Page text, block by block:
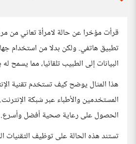
قرأت مؤخرا عن حالة لامرأة تعاني من
تطبيق هاتفي. ولكن بدلا من استخدام
البيانات إلى الطبيب تلقائيا، مما يسمح
هذا المثال يوضح كيف تستخدم تقنية
المستخدمين والأطباء عبر شبكة
الحصول على رعاية صحية أفضل وأسرع.
تستند هذه الحالة على توظيف